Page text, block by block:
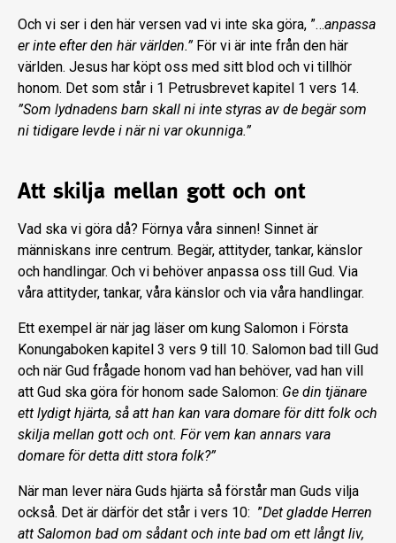
Och vi ser i den här versen vad vi inte ska göra, ”…anpassa
er inte efter den här världen.”För vi är inte från den här
världen. Jesus har köpt oss med sitt blod och vi tillhör
honom. Det som står i 1 Petrusbrevet kapitel 1 vers 14.
”Som lydnadens barn skall ni inte styras av de begär som
ni tidigare levde i när ni var okunniga.”
Att skilja mellan gott och ont
Vad ska vi göra då? Förnya våra sinnen! Sinnet är
människans inre centrum. Begär, attityder, tankar, känslor
och handlingar. Och vi behöver anpassa oss till Gud. Via
våra attityder, tankar, våra känslor och via våra handlingar.
Ett exempel är när jag läser om kung Salomon i Första
Konungaboken kapitel 3 vers 9 till 10. Salomon bad till Gud
och när Gud frågade honom vad han behöver, vad han vill
att Gud ska göra för honom sade Salomon: Ge din tjänare
ett lydigt hjärta, så att han kan vara domare för ditt folk och
skilja mellan gott och ont. För vem kan annars vara
domare för detta ditt stora folk?”
När man lever nära Guds hjärta så förstår man Guds vilja
också. Det är därför det står i vers 10: ”Det gladde Herren
att Salomon bad om sådant och inte bad om ett långt liv,